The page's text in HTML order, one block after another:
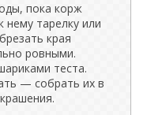
пока корж
нему тарелку или
края
ровными.
теста.
— собрать их в